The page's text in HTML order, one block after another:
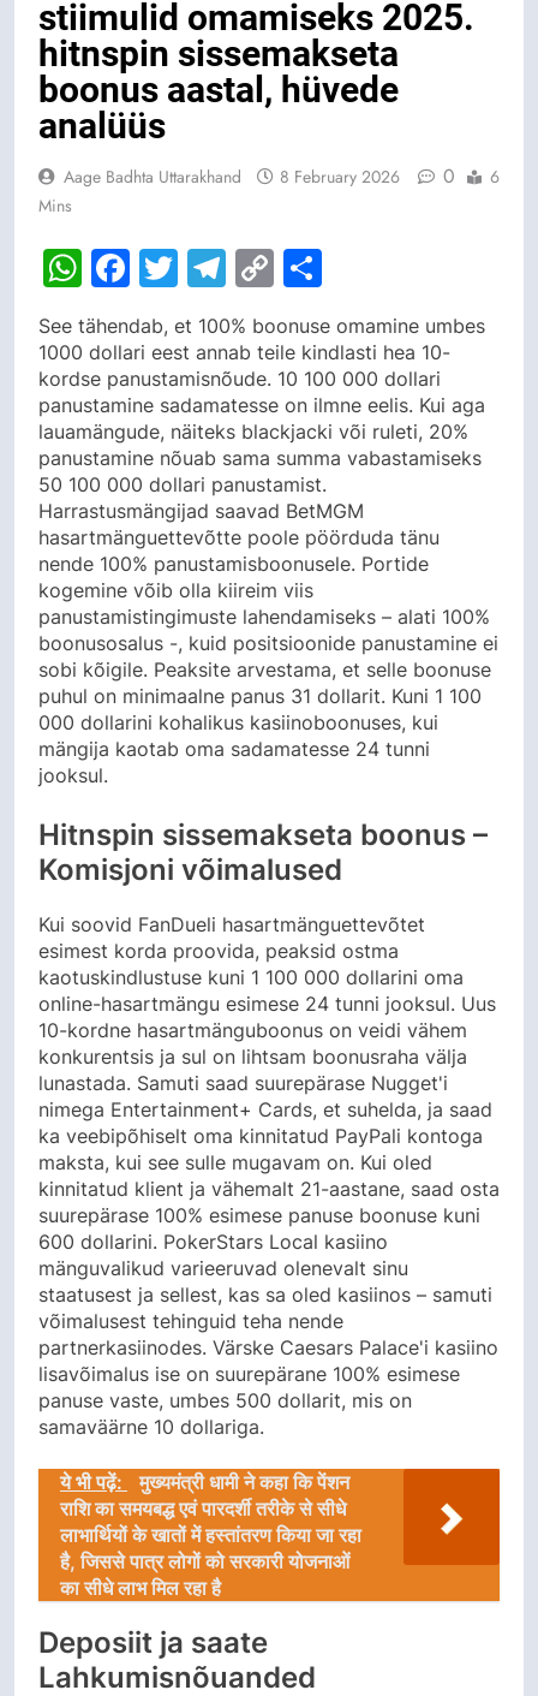
stiimulid omamiseks 2025.
hitnspin sissemakseta
boonus aastal, hüvede
analüüs
Aage Badhta Uttarakhand 8 February 2026 0
6
Mins
WhatsApp
Facebook
Twitter
Telegram
Copy
See tähendab, et 100% boonuse omamine umbes
1000 dollari eest annab teile kindlasti hea 10-
kordse panustamisnõude. 10 100 000 dollari
panustamine sadamatesse on ilmne eelis. Kui aga
lauamängude, näiteks blackjacki või ruleti, 20%
panustamine nõuab sama summa vabastamiseks
50 100 000 dollari panustamist.
Harrastusmängijad saavad BetMGM
hasartmänguettevõtte poole pöörduda tänu
nende 100% panustamisboonusele. Portide
kogemine võib olla kiireim viis
panustamistingimuste lahendamiseks – alati 100%
boonusosalus -, kuid positsioonide panustamine ei
sobi kõigile. Peaksite arvestama, et selle boonuse
puhul on minimaalne panus 31 dollarit. Kuni 1 100
000 dollarini kohalikus kasiinoboonuses, kui
mängija kaotab oma sadamatesse 24 tunni
jooksul.
Hitnspin sissemakseta boonus –
Komisjoni võimalused
Kui soovid FanDueli hasartmänguettevõtet
esimest korda proovida, peaksid ostma
kaotuskindlustuse kuni 1 100 000 dollarini oma
online-hasartmängu esimese 24 tunni jooksul. Uus
10-kordne hasartmänguboonus on veidi vähem
konkurentsis ja sul on lihtsam boonusraha välja
lunastada. Samuti saad suurepärase Nugget'i
nimega Entertainment+ Cards, et suhelda, ja saad
ka veebipõhiselt oma kinnitatud PayPali kontoga
maksta, kui see sulle mugavam on. Kui oled
kinnitatud klient ja vähemalt 21-aastane, saad osta
suurepärase 100% esimese panuse boonuse kuni
600 dollarini. PokerStars Local kasiino
mänguvalikud varieeruvad olenevalt sinu
staatusest ja sellest, kas sa oled kasiinos – samuti
võimalusest tehinguid teha nende
partnerkasiinodes. Värske Caesars Palace'i kasiino
lisavõimalus ise on suurepärane 100% esimese
panuse vaste, umbes 500 dollarit, mis on
samaväärne 10 dollariga.
ये भी पढ़ें:
मुख्यमंत्री धामी ने कहा कि पेंशन
राशि का समयबद्ध एवं पारदर्शी तरीके से सीधे
लाभार्थियों के खातों में हस्तांतरण किया जा रहा
है, जिससे पात्र लोगों को सरकारी योजनाओं
का सीधे लाभ मिल रहा है
Deposiit ja saate
Lahkumisnõuanded